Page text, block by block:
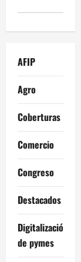
AFIP
Agro
Coberturas
Comercio
Congreso
Destacados
Digitalización
de pymes